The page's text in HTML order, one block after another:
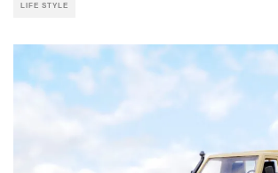
LIFE STYLE